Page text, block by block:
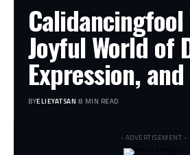
Calidancingfool
Joyful World of
Expression,
BYELIEYATSAN 8 MIN READ
- ADVERTISEMENT -